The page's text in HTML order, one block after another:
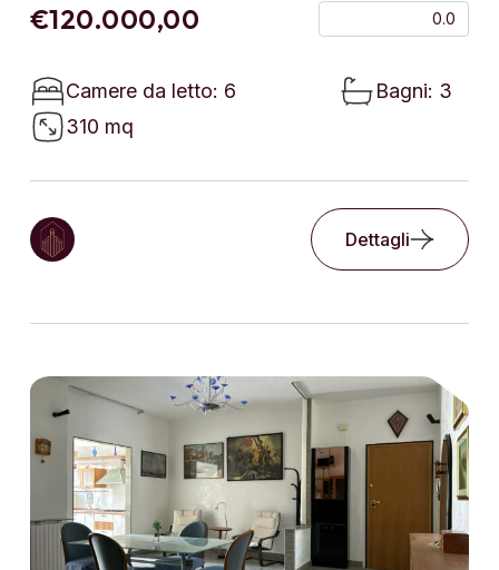
€120.000,00 0.0
Camere da letto: 6
Bagni: 3
310 mq
Dettagli